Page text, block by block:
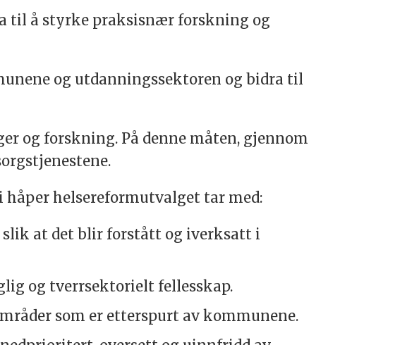
til å styrke praksisnær forskning og
og utdanningssektoren og bidra til
og forskning. På denne måten, gjennom
håper helsereformutvalget tar med:
slik at det blir forstått og iverksatt i
og tverrsektorielt fellesskap.
som er etterspurt av kommunene.